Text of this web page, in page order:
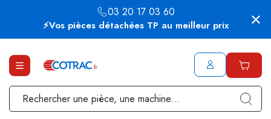
⚡Vos pièces détachées TP au meilleur prix
03 20 17 03 60